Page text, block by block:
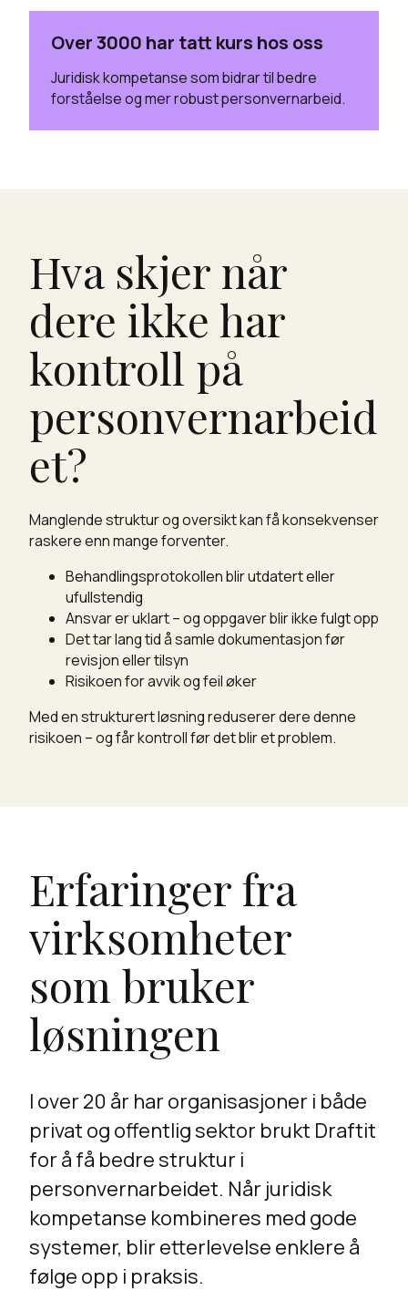
Over 3000 har tatt kurs hos oss
Juridisk kompetanse som bidrar til bedre
forståelse og mer robust personvernarbeid.
Hva skjer når
dere ikke har
kontroll på
personvernarbeid
et?
Manglende struktur og oversikt kan få konsekvenser
raskere enn mange forventer.
Behandlingsprotokollen blir utdatert eller
ufullstendig
Ansvar er uklart – og oppgaver blir ikke fulgt opp
Det tar lang tid å samle dokumentasjon før
revisjon eller tilsyn
Risikoen for avvik og feil øker
Med en strukturert løsning reduserer dere denne
risikoen – og får kontroll før det blir et problem.
Erfaringer fra
virksomheter
som bruker
løsningen
I over 20 år har organisasjoner i både
privat og offentlig sektor brukt Draftit
for å få bedre struktur i
personvernarbeidet. Når juridisk
kompetanse kombineres med gode
systemer, blir etterlevelse enklere å
følge opp i praksis.